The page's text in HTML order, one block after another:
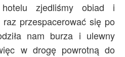
zjedliśmy obiad i
przespacerować się po
nam burza i ulewny
w drogę powrotną do